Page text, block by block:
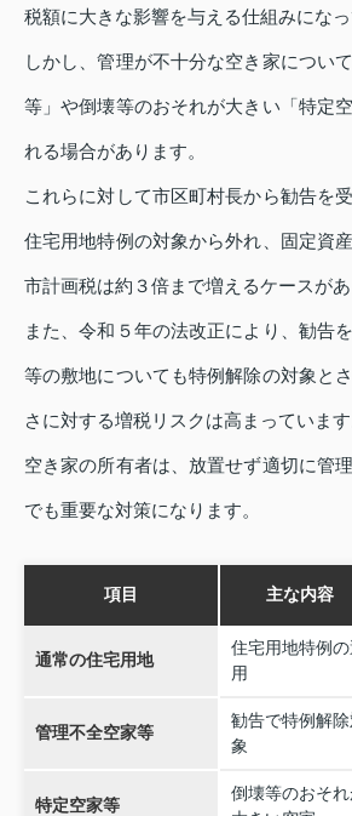
税額に大きな影響を与える仕組みになっ
しかし、管理が不十分な空き家につい
等」や倒壊等のおそれが大きい「特定
れる場合があります。
これらに対して市区町村長から勧告を
住宅用地特例の対象から外れ、固定資
市計画税は約３倍まで増えるケースがあ
また、令和５年の法改正により、勧告
等の敷地についても特例解除の対象と
さに対する増税リスクは高まっています
空き家の所有者は、放置せず適切に管
でも重要な対策になります。
項目 主な内容
通常の住宅用地
住宅用地特例の
用
管理不全空家等
勧告で特例解
象
特定空家等
倒壊等のおそ